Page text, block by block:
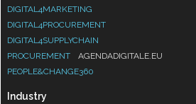
DIGITAL4MARKETING
DIGITAL4PROCUREMENT
DIGITAL4SUPPLYCHAIN
PROCUREMENT
AGENDADIGITALE.EU
PEOPLE&CHANGE360
Industry